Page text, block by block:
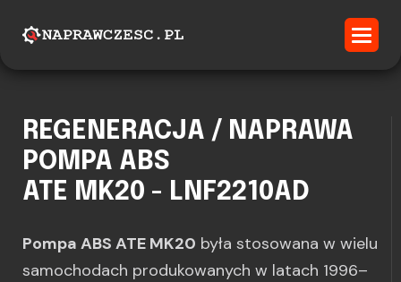
REGENERACJA / NAPRAWA
POMPA ABS
ATE MK20 - LNF2210AD
Pompa ABS ATE MK20 była stosowana w wielu
samochodach produkowanych w latach 1996–